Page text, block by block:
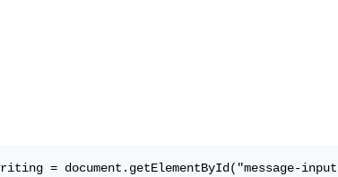
= document.getElementById("message-